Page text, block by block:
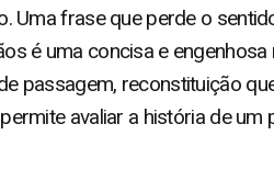
Uma frase que perde o
é uma concisa e
passagem, reconstituição
avaliar a história de um